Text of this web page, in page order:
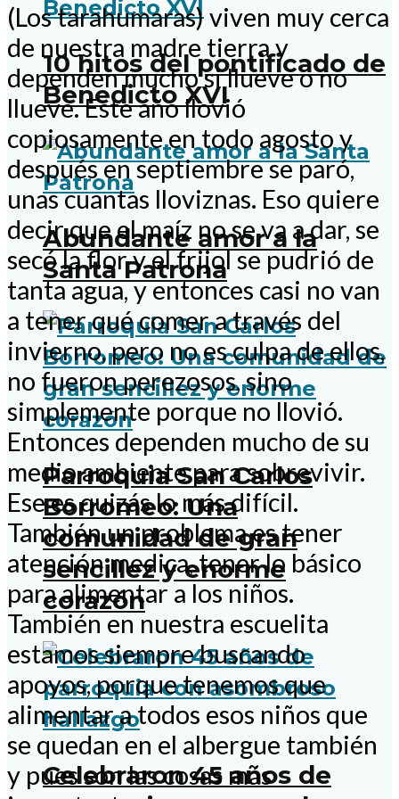
10 hitos del pontificado de
Benedicto XVI
Abundante amor a la
Santa Patrona
Parroquia San Carlos
Borromeo: Una
comunidad de gran
sencillez y enorme
corazón
Celebraron 45 años de
(Los tarahumaras) viven muy cerca
de nuestra madre tierra y
dependen mucho si llueve o no
llueve. Este año llovió
copiosamente en todo agosto y
después en septiembre se paró,
unas cuantas lloviznas. Eso quiere
decir que el maíz no se va a dar, se
secó la flor y el frijol se pudrió de
tanta agua, y entonces casi no van
a tener qué comer a través del
invierno, pero no es culpa de ellos,
no fueron perezosos, sino
simplemente porque no llovió.
Entonces dependen mucho de su
medio ambiente para sobrevivir.
Ese es quizás lo más difícil.
También un problema es tener
atención medica, tener lo básico
para alimentar a los niños.
También en nuestra escuelita
estamos siempre buscando
apoyos, porque tenemos que
alimentar a todos esos niños que
se quedan en el albergue también
y pues son las cosas más